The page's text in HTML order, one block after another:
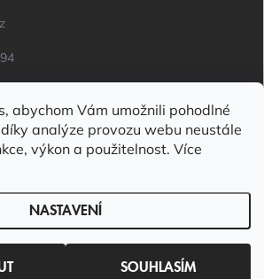
abychom Vám umožnili pohodlné
analýze provozu webu neustále
výkon a použitelnost. Více
NASTAVENÍ
SOUHLASÍM
e-shop. Všechna práva vyhrazena.Upravit